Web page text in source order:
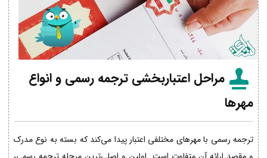
مراحل اعتباربخشی ترجمه رسمی و انواع
مهرها
ترجمه رسمی با مهرهای مختلفی اعتبار پیدا می‌کند که بسته به نوع مدرک